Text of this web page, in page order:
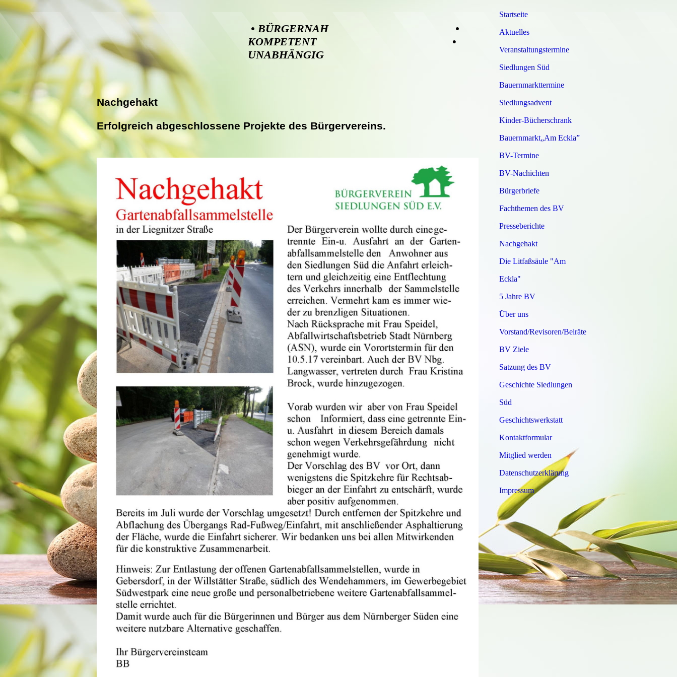
• BÜRGERNAH •
KOMPETENT•
UNABHÄNGIG
Nachgehakt
Erfolgreich abgeschlossene Projekte des Bürgervereins.
Startseite
Aktuelles
Veranstaltungstermine
Siedlungen Süd
Bauernmarkttermine
Siedlungsadvent
Kinder-Bücherschrank
Bauernmarkt„Am Eckla”
BV-Termine
BV-Nachichten
Bürgerbriefe
Fachthemen des BV
Presseberichte
Nachgehakt
Die Litfaßsäule "Am
Eckla"
5 Jahre BV
Über uns
Vorstand/Revisoren/Beiräte
BV Ziele
Satzung des BV
Geschichte Siedlungen
Süd
Geschichtswerkstatt
Kontaktformular
Mitglied werden
Datenschutzerklärung
Impressum